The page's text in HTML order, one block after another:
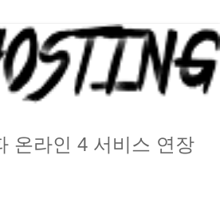
온라인 4 서비스 연장